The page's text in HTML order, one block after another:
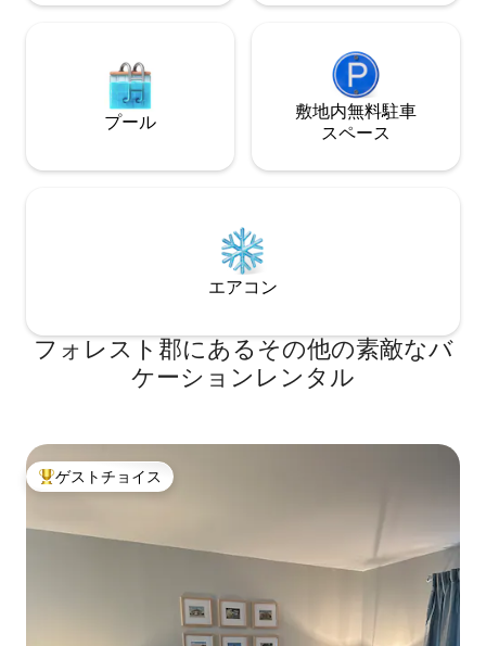
プール
敷地内無料駐⁠車
ス⁠ペ⁠ー⁠ス
エアコン
フォレスト郡にあるその他の素敵なバ
ケーションレンタル
大好評のゲストチョイスです。
ゲストチョイス